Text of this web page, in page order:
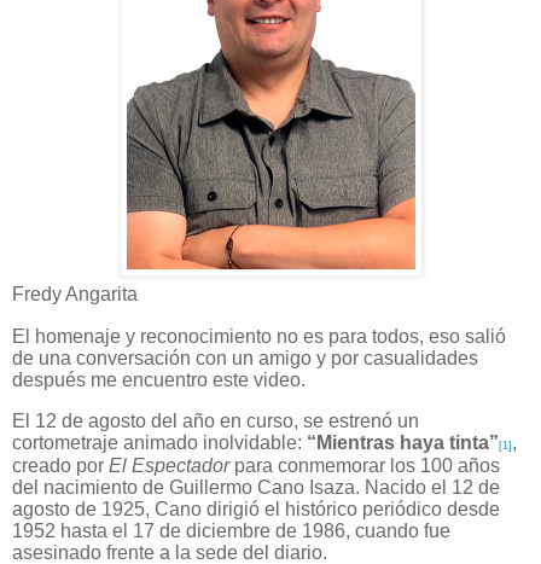
Fredy Angarita
El homenaje y reconocimiento no es para todos, eso salió
de una conversación con un amigo y por casualidades
después me encuentro este video.
El 12 de agosto del año en curso, se estrenó un
cortometraje animado inolvidable: “Mientras haya tinta” [1] ,
creado por El Espectadorpara conmemorar los 100 años
del nacimiento de Guillermo Cano Isaza. Nacido el 12 de
agosto de 1925, Cano dirigió el histórico periódico desde
1952 hasta el 17 de diciembre de 1986, cuando fue
asesinado frente a la sede del diario.